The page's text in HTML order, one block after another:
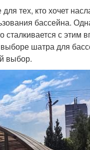
тех, кто хочет
бассейна.
сталкивается с этим
шатра для
выбор.